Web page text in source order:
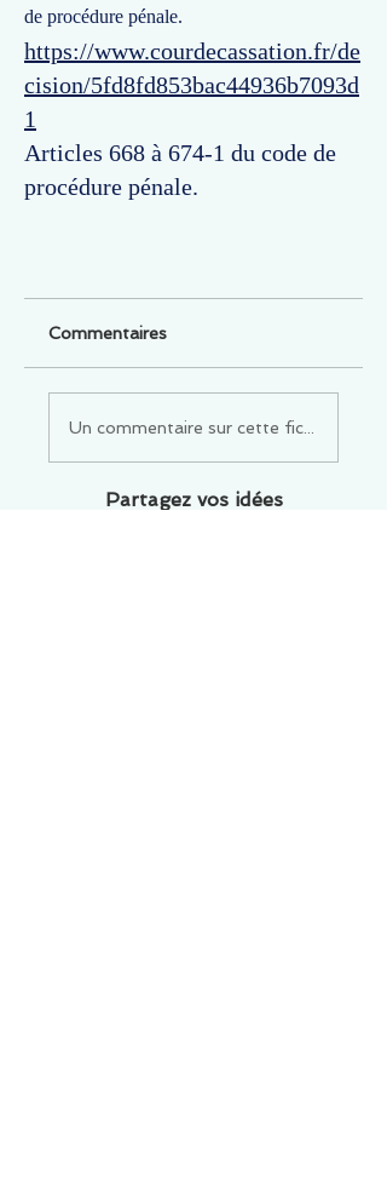
de procédure pénale.
https://www.courdecassation.fr/de
cision/5fd8fd853bac44936b7093d
1
Articles 668 à 674-1 du code de
procédure pénale.
Commentaires
Un commentaire sur cette fiche ou cet
Partagez vos idées